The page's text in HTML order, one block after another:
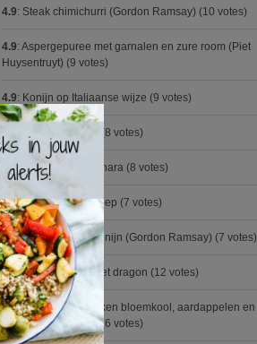
4.9: Steak chimichurri (Gordon Ramsay) (10 votes)
4.9: Aspergepuree met garnalen en zure room (Piet
Huysentruyt) (9 votes)
4.9: Konijn op Italiaanse wijze (9 votes)
(8 votes)
4.9:Courgette carbonara (8 votes)
4.9:Aziatische preisoep (7 votes)
4.9:Fricassee van konijn (Gordon Ramsay) (7 votes)
4.8:Gestoofde kip met dragon (12 votes)
4.8:Zalm met gebakken bloemkool, aardappelen en
spek (Jeroen Meus)(6 votes)
×